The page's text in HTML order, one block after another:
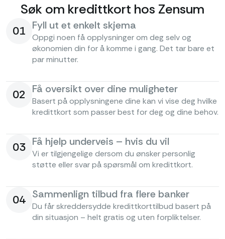
Søk om kredittkort hos Zensum
01 Fyll ut et enkelt skjema
Oppgi noen få opplysninger om deg selv og
økonomien din for å komme i gang. Det tar bare et
par minutter.
02 Få oversikt over dine muligheter
Basert på opplysningene dine kan vi vise deg hvilke
kredittkort som passer best for deg og dine behov.
03 Få hjelp underveis – hvis du vil
Vi er tilgjengelige dersom du ønsker personlig
støtte eller svar på spørsmål om kredittkort.
04 Sammenlign tilbud fra flere banker
Du får skreddersydde kredittkorttilbud basert på
din situasjon – helt gratis og uten forpliktelser.